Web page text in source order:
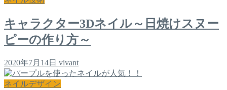
キャラクター3Dネイル～日焼けスヌー
ピーの作り方～
2020年7月14日 vivant
ネイルデザイン